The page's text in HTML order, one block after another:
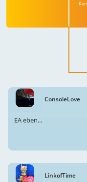
ConsoleLove
EA eben...
LinkofTime